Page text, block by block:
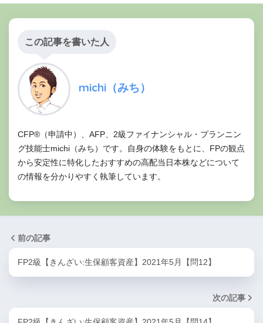
この記事を書いた人
michi（みち）
CFP®（申請中）、AFP、2級ファイナンシャル・プランニン
グ技能士michi（みち）です。自身の体験をもとに、FPの観点
から安定性に特化したおすすめの高配当日本株などについて
の情報を分かりやすく執筆しています。
前の記事
FP2級【きんざい:生保顧客資産】2021年5月【問12】
次の記事